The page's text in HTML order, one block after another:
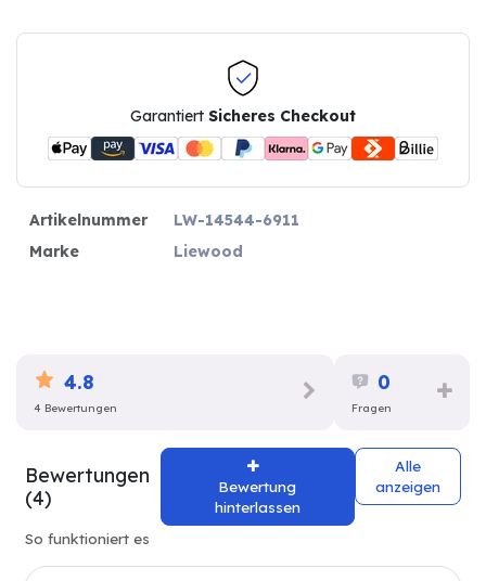
Garantiert Sicheres Checkout
Artikelnummer
LW-14544-6911
Marke
Liewood
4.8
4 Bewertungen
0
Fragen
Bewertungen
(4)
Bewertung
hinterlassen
Alle
anzeigen
So funktioniert es